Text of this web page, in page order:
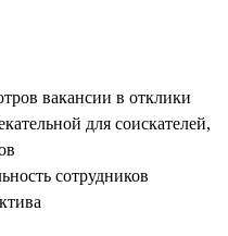
вакансии в отклики
для соискателей,
сотрудников